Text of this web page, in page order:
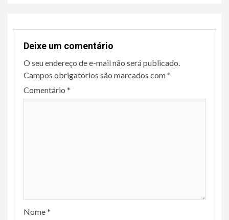
Deixe um comentário
O seu endereço de e-mail não será publicado.
Campos obrigatórios são marcados com*
Comentário *
Nome*